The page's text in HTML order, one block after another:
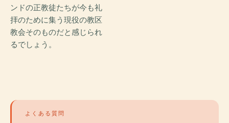
ンドの正教徒たちが今も礼
拝のために集う現役の教区
教会そのものだと感じられ
るでしょう。
よくある質問